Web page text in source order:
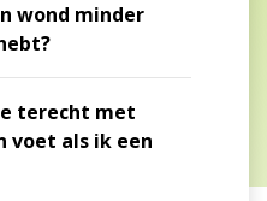
wond minder
terecht met
voet als ik een